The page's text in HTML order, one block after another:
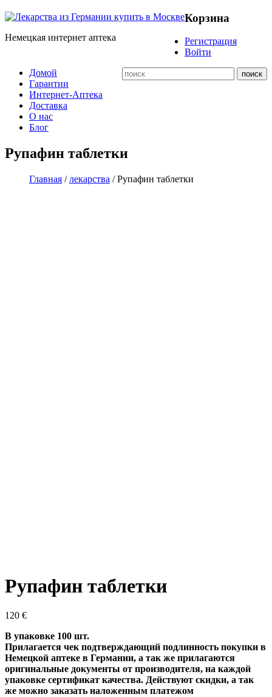
Немецкая интернет аптека
Корзина
Регистрация
Войти
Домой
Гарантии
Интернет-Аптека
Доставка
О нас
Блог
Рупафин таблетки
Главная /лекарства / Рупафин таблетки
Рупафин таблетки
120 €
В упаковке 100 шт.
Прилагается чек подтверждающий подлинность покупки в
Немецкой аптеке в Германии, а так же прилагаются
оригинальные документы от производителя, на каждой
упаковке сертификат качества. Действуют скидки, а так
же можно заказать наложенным платежом